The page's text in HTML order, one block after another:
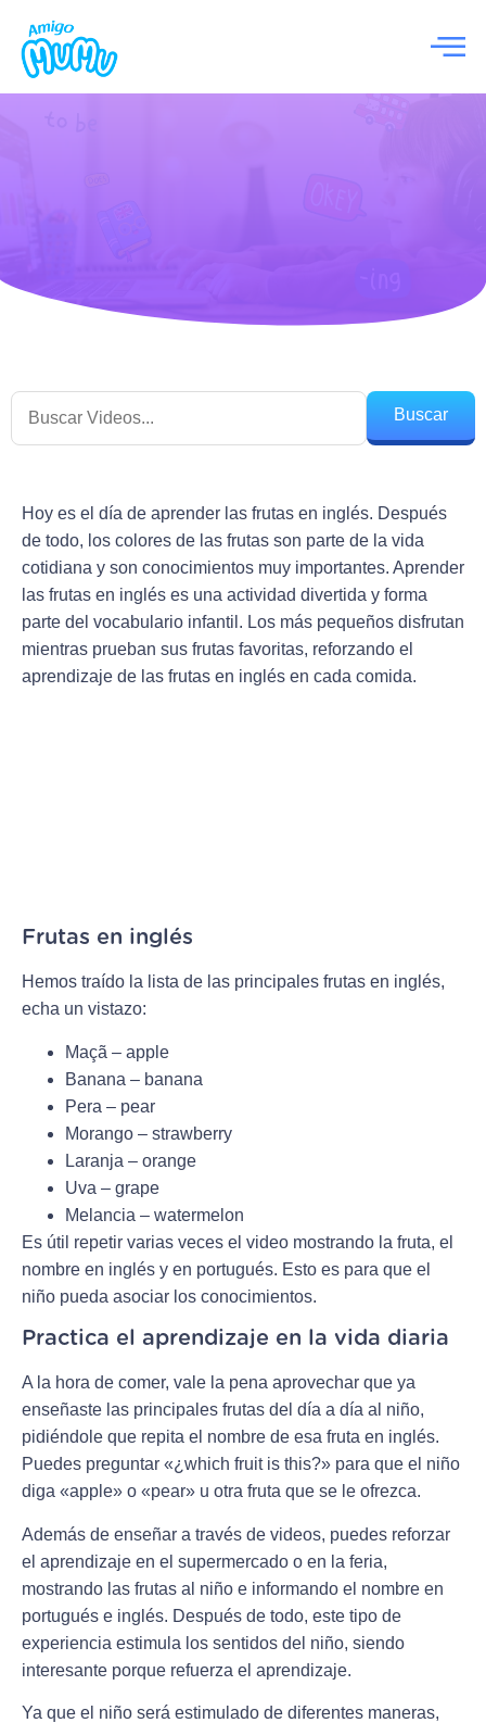
Buscar
Hoy es el día de aprender las frutas en inglés. Después
de todo, los colores de las frutas son parte de la vida
cotidiana y son conocimientos muy importantes. Aprender
las frutas en inglés es una actividad divertida y forma
parte del vocabulario infantil. Los más pequeños disfrutan
mientras prueban sus frutas favoritas, reforzando el
aprendizaje de las frutas en inglés en cada comida.
Frutas en inglés
Hemos traído la lista de las principales frutas en inglés,
echa un vistazo:
Maçã – apple
Banana – banana
Pera – pear
Morango – strawberry
Laranja – orange
Uva – grape
Melancia – watermelon
Es útil repetir varias veces el video mostrando la fruta, el
nombre en inglés y en portugués. Esto es para que el
niño pueda asociar los conocimientos.
Practica el aprendizaje en la vida diaria
A la hora de comer, vale la pena aprovechar que ya
enseñaste las principales frutas del día a día al niño,
pidiéndole que repita el nombre de esa fruta en inglés.
Puedes preguntar «¿which fruit is this?» para que el niño
diga «apple» o «pear» u otra fruta que se le ofrezca.
Además de enseñar a través de videos, puedes reforzar
el aprendizaje en el supermercado o en la feria,
mostrando las frutas al niño e informando el nombre en
portugués e inglés. Después de todo, este tipo de
experiencia estimula los sentidos del niño, siendo
interesante porque refuerza el aprendizaje.
Ya que el niño será estimulado de diferentes maneras,